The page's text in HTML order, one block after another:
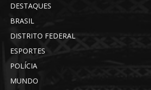
DESTAQUES
BRASIL
DISTRITO FEDERAL
ESPORTES
POLÍCIA
MUNDO